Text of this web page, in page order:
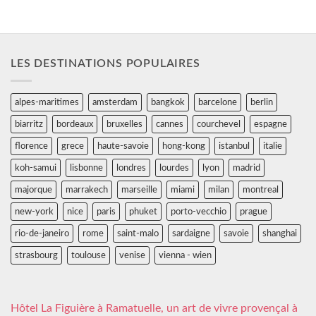
LES DESTINATIONS POPULAIRES
alpes-maritimes amsterdam bangkok barcelone berlin
biarritz bordeaux bruxelles cannes courchevel espagne
florence grece haute-savoie hong-kong istanbul italie
koh-samui lisbonne londres lourdes lyon madrid
majorque marrakech marseille miami milan montreal
new-york nice paris phuket porto-vecchio prague
rio-de-janeiro rome saint-malo sardaigne savoie shanghai
strasbourg toulouse venise vienna - wien
Hôtel La Figuière à Ramatuelle, un art de vivre provençal à